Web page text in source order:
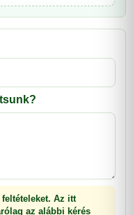
Az itt
az alábbi kérés